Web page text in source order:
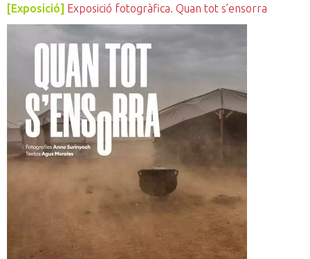
[Exposició] Exposició fotogràfica. Quan tot s’ensorra